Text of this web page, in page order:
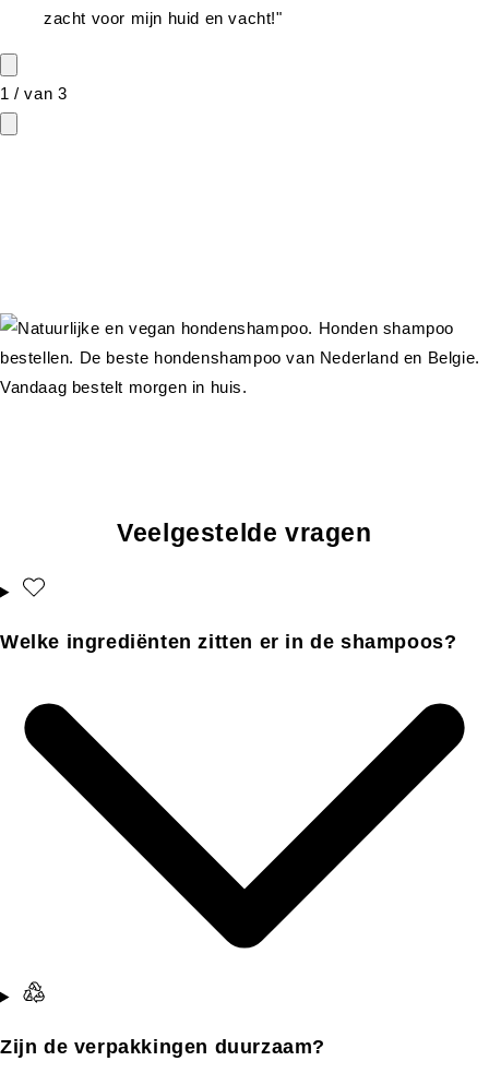
zacht voor mijn huid en vacht!"
1 /van 3
Veelgestelde vragen
Welke ingrediënten zitten er in de shampoos?
Zijn de verpakkingen duurzaam?